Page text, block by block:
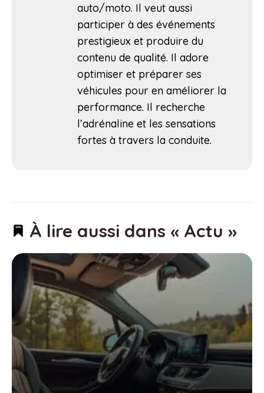
auto/moto. Il veut aussi
participer à des événements
prestigieux et produire du
contenu de qualité. Il adore
optimiser et préparer ses
véhicules pour en améliorer la
performance. Il recherche
l’adrénaline et les sensations
fortes à travers la conduite.
À lire aussi dans « Actu »